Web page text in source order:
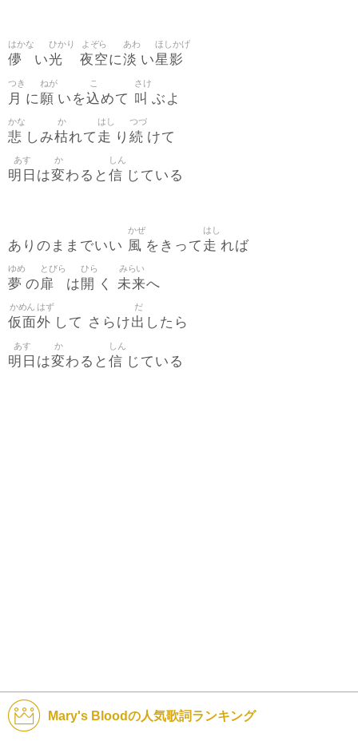
儚
はかな
い光
ひかり
夜空
よぞら
に淡
あわ
い星影
ほしかげ
月
つき
に願
ねが
いを込
こ
めて 叫
さけ
ぶよ
悲
かな
しみ枯
か
れて 走
はし
り 続
つづ
けて
明日
あす
は変
か
わると 信
しん
じている
ありのままでいい 風
かぜ
をきって 走
はし
れば
夢
ゆめ
の扉
とびら
は 開
ひら
く 未来
みらい
へ
仮面
かめん
外
はず
して さらけ出
だ
したら
明日
あす
は変
か
わると 信
しん
じている
Mary's Bloodの人気歌詞ランキング